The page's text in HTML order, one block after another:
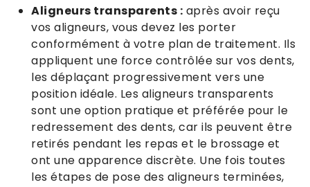
Aligneurs transparents : après avoir reçu
vos aligneurs, vous devez les porter
conformément à votre plan de traitement. Ils
appliquent une force contrôlée sur vos dents,
les déplaçant progressivement vers une
position idéale. Les aligneurs transparents
sont une option pratique et préférée pour le
redressement des dents, car ils peuvent être
retirés pendant les repas et le brossage et
ont une apparence discrète. Une fois toutes
les étapes de pose des aligneurs terminées,